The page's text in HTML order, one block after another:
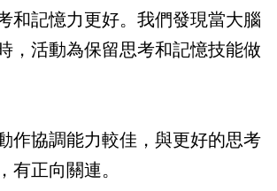
和記憶力更好。我們發現當大腦
，活動為保留思考和記憶技能做
作協調能力較佳，與更好的思考
有正向關連。